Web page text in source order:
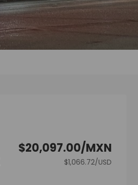
$20,097.00/MXN
$1,066.72/USD